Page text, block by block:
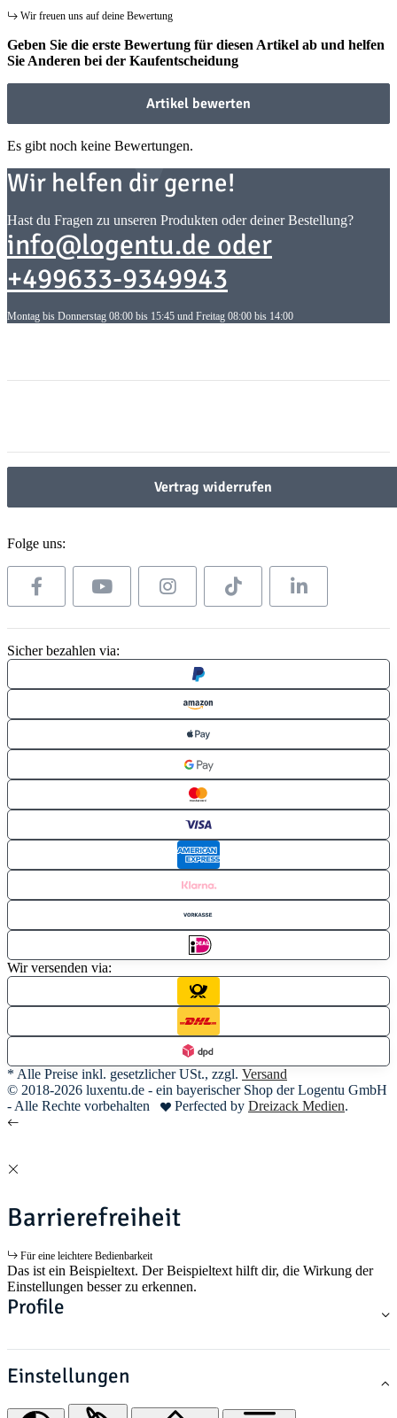
Wir freuen uns auf deine Bewertung
Geben Sie die erste Bewertung für diesen Artikel ab und helfen
Sie Anderen bei der Kaufentscheidung
Artikel bewerten
Es gibt noch keine Bewertungen.
Wir helfen dir gerne!
Hast du Fragen zu unseren Produkten oder deiner Bestellung?
info@logentu.de oder
+499633-9349943
Montag bis Donnerstag 08:00 bis 15:45 und Freitag 08:00 bis 14:00
Vertrag widerrufen
Folge uns:
Sicher bezahlen via:
Wir versenden via:
* Alle Preise inkl. gesetzlicher USt., zzgl. Versand
© 2018-2026 luxentu.de - ein bayerischer Shop der Logentu GmbH
- Alle Rechte vorbehalten
Perfected by Dreizack Medien.
Barrierefreiheit
Für eine leichtere Bedienbarkeit
Das ist ein Beispieltext. Der Beispieltext hilft dir, die Wirkung der
Einstellungen besser zu erkennen.
Profile
Einstellungen